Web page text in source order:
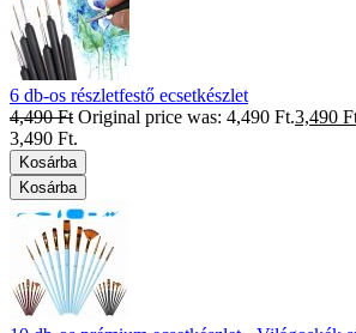
6 db-os részletfestő ecsetkészlet
4,490Ft Original price was: 4,490 Ft.3,490
3,490 Ft.
Kosárba
Kosárba